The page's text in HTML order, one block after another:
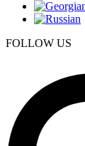
FOLLOW US